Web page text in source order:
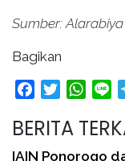
Sumber: Alarabiya
Bagikan
FacebookTwitter
BERITA
IAIN Ponorogo